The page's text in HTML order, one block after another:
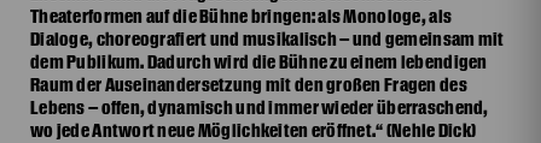
Theaterformen auf die Bühne bringen: als Monologe, als
Dialoge, choreografiert und musikalisch – und gemeinsam mit
dem Publikum. Dadurch wird die Bühne zu einem lebendigen
Raum der Auseinandersetzung mit den großen Fragen des
Lebens – offen, dynamisch und immer wieder überraschend,
wo jede Antwort neue Möglichkeiten eröffnet.“ (Nehle Dick)